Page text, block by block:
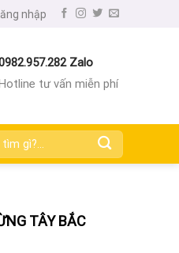
nhập
Zalo
tư vấn miễn phí
TÂY BẮC